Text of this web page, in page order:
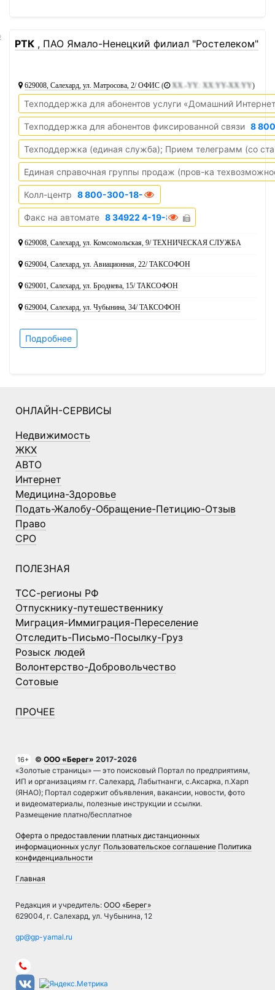
РТК , ПАО Ямало-Ненецкий филиал "Ростелеком"
629008, Салехард, ул. Матросова, 2/ ОФИС ( XX.-YY.: XX:YY-XX:YY)
Техподдержка для абонентов услуги «Домашний
Техподдержка для абонентов фиксированной связи 8
Техподдержка (единая служба); Прием телеграмм (со
Единая справочная группы продаж (пров-ка
Колл-центр 8 800-300-18-00
Факс на автомате 8 34922 4-19-80
629008, Салехард, ул. Комсомольская, 9/ ТЕХНИЧЕСКАЯ СЛУЖБА
629004, Салехард, ул. Авиационная, 22/ ТАКСОФОН
629001, Салехард, ул. Броднева, 15/ ТАКСОФОН
629004, Салехард, ул. Чубынина, 34/ ТАКСОФОН
Подробнее
ОНЛАЙН-СЕРВИСЫ
Недвижимость
ЖКХ
АВТО
Интернет
Медицина-Здоровье
Подать-Жалобу-Обращение-Петицию-Отзыв
Право
СРО
ПОЛЕЗНАЯ
ТСС-регионы РФ
Отпускнику-путешественнику
Миграция-Иммиграция-Переселение
Отследить-Письмо-Посылку-Груз
Розыск людей
Волонтерство-Добровольчество
Сотовые
ПРОЧЕЕ
16+ © ООО «Берег» 2017-2026
«Золотые страницы» — это поисковый Портал по предприятиям,
ИП и организациям гг. Салехард, Лабытнанги, с.Аксарка, п.Харп
(ЯНАО); Портал содержит объявления, вакансии, новости, фото
и видеоматериалы, полезные инструкции и ссылки.
Размещение платно/бесплатное
Оферта о предоставлении платных дистанционных
информационных услуг Пользовательское соглашение Политика
конфиденциальности
Главная
Редакция и учредитель: ООО «Берег»
629004, г. Салехард, ул. Чубынина, 12